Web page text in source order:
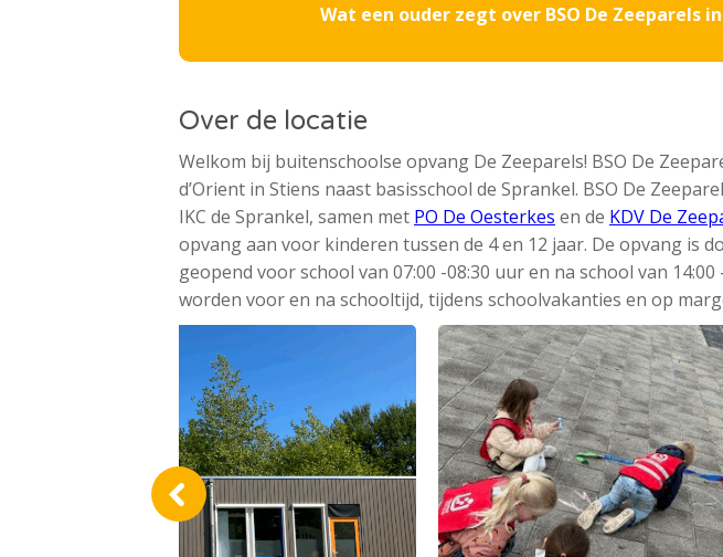
Wat een ouder zegt over BSO De Zeeparels
Over de locatie
Welkom bij buitenschoolse opvang De Zeeparels! BSO De
d’Orient in Stiens naast basisschool de Sprankel. BSO De
IKC de Sprankel, samen met PO De Oesterkes en de KDV De
opvang aan voor kinderen tussen de 4 en 12 jaar. De opvang is
geopend voor school van 07:00 -08:30 uur en na school van
worden voor en na schooltijd, tijdens schoolvakanties en op